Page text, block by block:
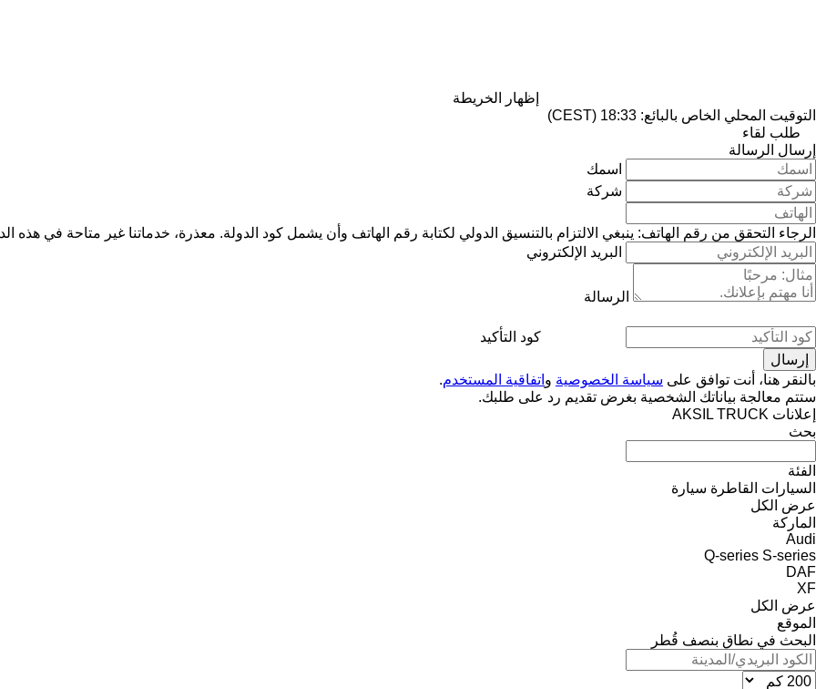
إظهار الخريطة
التوقيت المحلي الخاص بالبائع: 18:33 (CEST)
طلب لقاء
إرسال الرسالة
اسمك
شركة
الرجاء التحقق من رقم الهاتف: ينبغي الالتزام بالتنسيق الدولي لكتابة رقم الهاتف وأن يشمل كود الدولة. معذرة، خدماتنا غير متاحة في هذه
البريد الإلكتروني
الرسالة
كود التأكيد
بالنقر هنا، أنت توافق على سياسة الخصوصية و اتفاقية المستخدم.
ستتم معالجة بياناتك الشخصية بغرض تقديم رد على طلبك.
إعلانات AKSIL TRUCK
بحث
الفئة
السيارات القاطرة سيارة
عرض الكل
الماركة
Audi
Q-series S-series
DAF
XF
عرض الكل
الموقع
البحث في نطاق بنصف قُطر